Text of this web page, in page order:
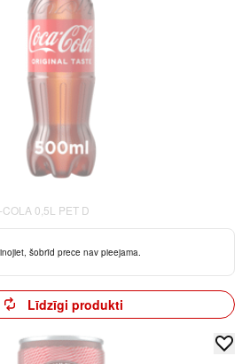
0,5L PET D
šobrīd prece nav pieejama.
Līdzīgi produkti